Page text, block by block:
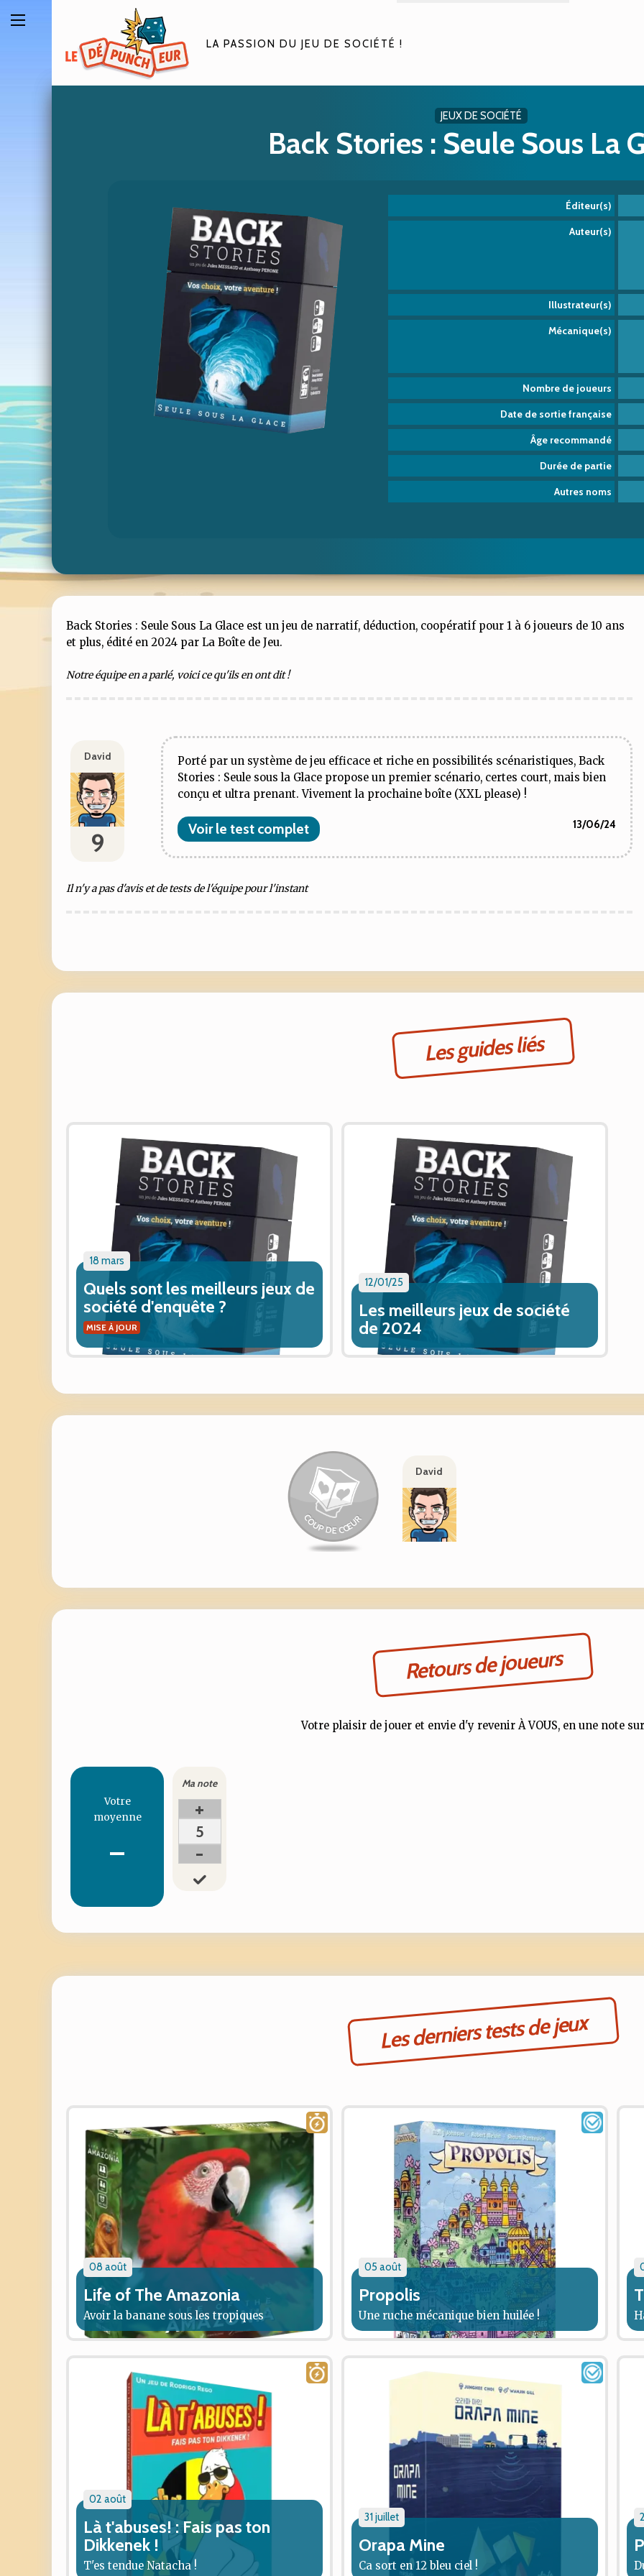
LA PASSION DU JEU DE SOCIÉTÉ !
JEUX DE SOCIÉTÉ
Back Stories : Seule Sous La
Éditeur(s)
Auteur(s)
Illustrateur(s)
Mécanique(s)
Nombre de joueurs
Date de sortie française
Âge recommandé
Durée de partie
Autres noms
Back Stories : Seule Sous La Glace est un jeu de narratif, déduction, coopératif pour 1 à 6 joueurs de 10 ans
et plus, édité en 2024 par La Boîte de Jeu.
Notre équipe en a parlé, voici ce qu'ils en ont dit !
David
9
Porté par un système de jeu efficace et riche en possibilités scénaristiques, Back
Stories : Seule sous la Glace propose un premier scénario, certes court, mais bien
conçu et ultra prenant. Vivement la prochaine boîte (XXL please) !
Voir le test complet 13/06/24
Il n'y a pas d'avis et de tests de l'équipe pour l'instant
Les guides liés
18 mars
Quels sont les meilleurs jeux de
société d'enquête ?
MISE À JOUR
12/01/25
Les meilleurs jeux de société
de 2024
David
Retours de joueurs
Votre plaisir de jouer et envie d'y revenir À VOUS, en une note
Votre
moyenne
-
Ma note
+
5
-
Les derniers tests de jeux
08 août
Life of The Amazonia
Avoir la banane sous les tropiques
05 août
Propolis
Une ruche mécanique bien huilée !
02 août
Là t'abuses! : Fais pas ton
Dikkenek !
T'es tendue Natacha !
31 juillet
Orapa Mine
Ca sort en 12 bleu ciel !